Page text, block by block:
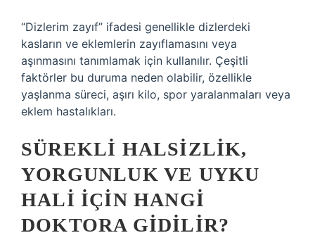
“Dizlerim zayıf” ifadesi genellikle dizlerdeki
kasların ve eklemlerin zayıflamasını veya
aşınmasını tanımlamak için kullanılır. Çeşitli
faktörler bu duruma neden olabilir, özellikle
yaşlanma süreci, aşırı kilo, spor yaralanmaları veya
eklem hastalıkları.
SÜREKLI HALSIZLIK,
YORGUNLUK VE UYKU
HALI IÇIN HANGI
DOKTORA GIDILIR?